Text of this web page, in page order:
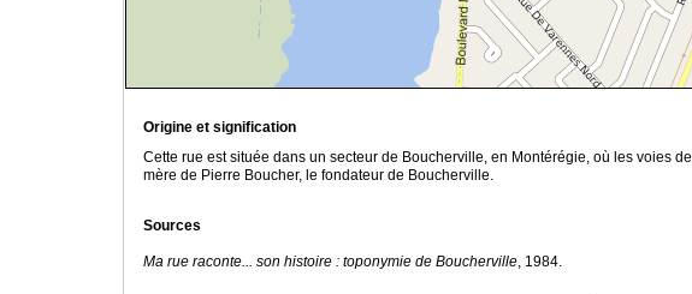
Origine et signification
Cette rue est située dans un secteur de Boucherville, en Montérégie, où les voies
mère de Pierre Boucher, le fondateur de Boucherville.
Sources
Ma rue raconte... son histoire : toponymie de Boucherville, 1984.